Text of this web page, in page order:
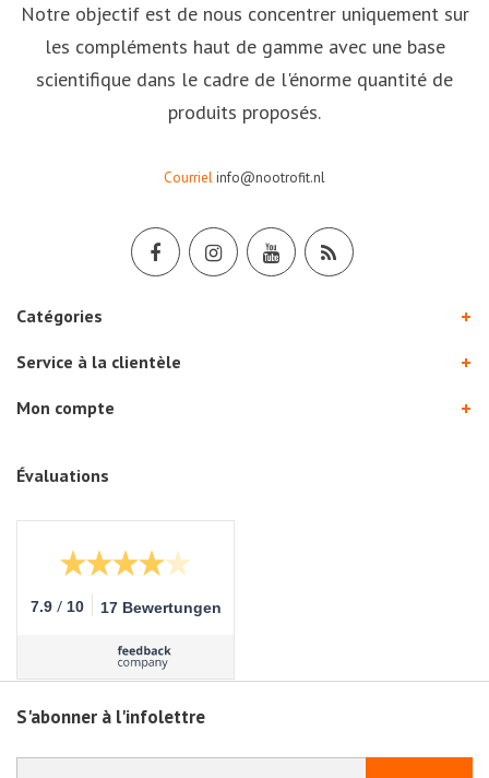
Notre objectif est de nous concentrer uniquement sur
les compléments haut de gamme avec une base
scientifique dans le cadre de l'énorme quantité de
produits proposés.
Courrielinfo@nootrofit.nl
Catégories
Service à la clientèle
Mon compte
Évaluations
7.9 / 10 17 Bewertungen
S'abonner à l'infolettre